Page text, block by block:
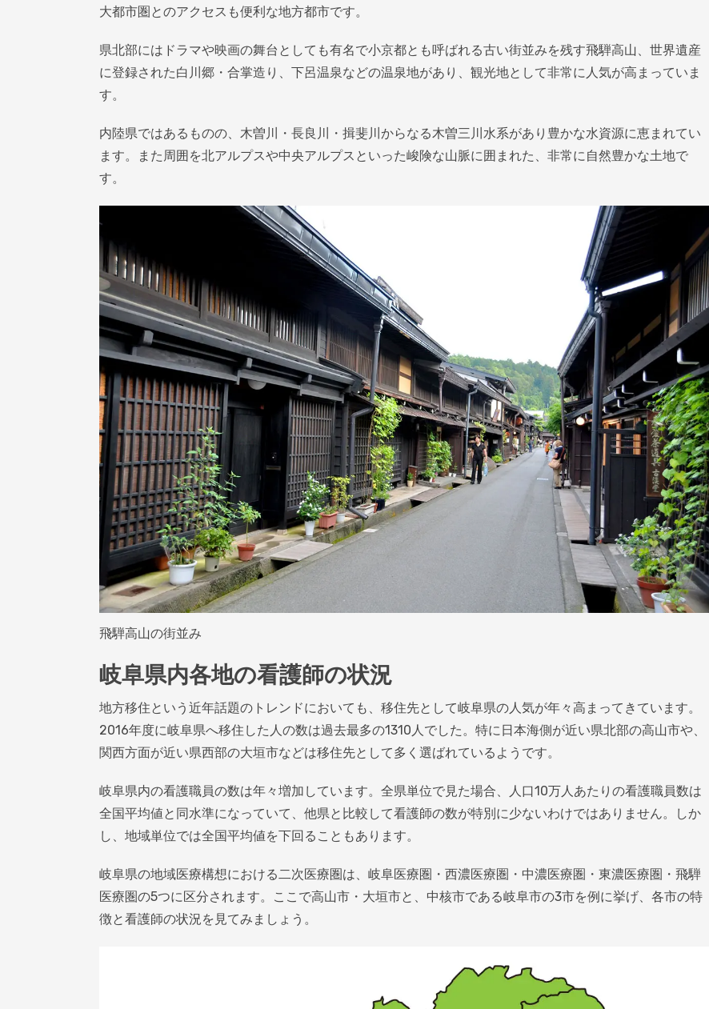
大都市圏とのアクセスも便利な地方都市です。
県北部にはドラマや映画の舞台としても有名で小京都とも呼ばれる古い街並みを残す飛騨高山、世界遺産
に登録された白川郷・合掌造り、下呂温泉などの温泉地があり、観光地として非常に人気が高まっていま
す。
内陸県ではあるものの、木曽川・長良川・揖斐川からなる木曽三川水系があり豊かな水資源に恵まれてい
ます。また周囲を北アルプスや中央アルプスといった峻険な山脈に囲まれた、非常に自然豊かな土地で
す。
飛騨高山の街並み
岐阜県内各地の看護師の状況
地方移住という近年話題のトレンドにおいても、移住先として岐阜県の人気が年々高まってきています。
2016年度に岐阜県へ移住した人の数は過去最多の1310人でした。特に日本海側が近い県北部の高山市や、
関西方面が近い県西部の大垣市などは移住先として多く選ばれているようです。
岐阜県内の看護職員の数は年々増加しています。全県単位で見た場合、人口10万人あたりの看護職員数は
全国平均値と同水準になっていて、他県と比較して看護師の数が特別に少ないわけではありません。しか
し、地域単位では全国平均値を下回ることもあります。
岐阜県の地域医療構想における二次医療圏は、岐阜医療圏・西濃医療圏・中濃医療圏・東濃医療圏・飛騨
医療圏の5つに区分されます。ここで高山市・大垣市と、中核市である岐阜市の3市を例に挙げ、各市の特
徴と看護師の状況を見てみましょう。